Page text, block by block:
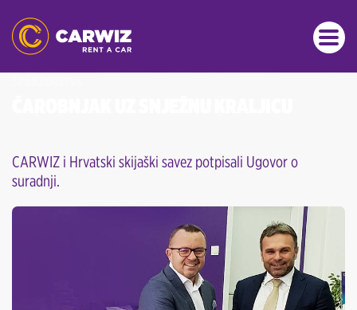
CARWIZ i Hrvatski skijaški savez potpisali Ugovor o
suradnji.